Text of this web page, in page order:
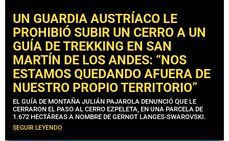
UN GUARDIA AUSTRÍACO LE
PROHIBIÓ SUBIR UN CERRO A UN
GUÍA DE TREKKING EN SAN
MARTÍN DE LOS ANDES: “NOS
ESTAMOS QUEDANDO AFUERA DE
NUESTRO PROPIO TERRITORIO”
EL GUÍA DE MONTAÑA JULIÁN PAJAROLA DENUNCIÓ QUE LE
CERRARON EL PASO AL CERRO EZPELETA, EN UNA PARCELA DE
1.672 HECTÁREAS A NOMBRE DE GERNOT LANGES-SWAROVSKI.
SEGUIR LEYENDO